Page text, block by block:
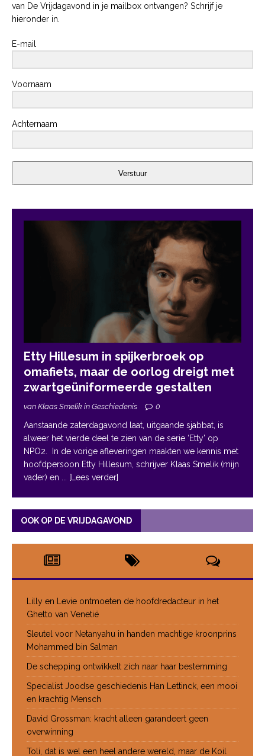
van De Vrijdagavond in je mailbox ontvangen? Schrijf je
hieronder in.
E-mail
Voornaam
Achternaam
Verstuur
Etty Hillesum in spijkerbroek op
omafiets, maar de oorlog dreigt met
zwartgeüniformeerde gestalten
van Klaas Smelik in Geschiedenis 0
Aanstaande zaterdagavond laat, uitgaande sjabbat, is
alweer het vierde deel te zien van de serie ‘Etty’ op
NPO2. In de vorige afleveringen maakten we kennis met
hoofdpersoon Etty Hillesum, schrijver Klaas Smelik (mijn
vader) en
... [Lees verder]
OOK OP DE VRIJDAGAVOND
Lilly en Levie ontmoeten de hoofdredacteur in het
Ghetto van Venetië
Sleutel voor Netanyahu in handen machtige kroonprins
Mohammed bin Salman
De schepping ontwikkelt zich naar haar bestemming
Specialist Joodse geschiedenis Han Lettinck, een mooi
en krachtig Mensch
David Grossman: kracht alleen garandeert geen
overwinning
Toli, dat is wel een heel andere wereld, maar de Koil